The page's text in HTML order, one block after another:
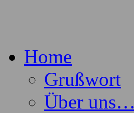
Home
Grußwort
Über uns…